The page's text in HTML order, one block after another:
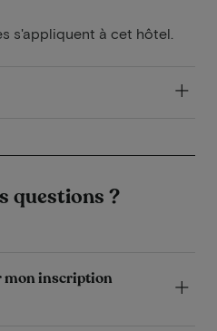
s'appliquent à cet hôtel.
questions ?
mon inscription